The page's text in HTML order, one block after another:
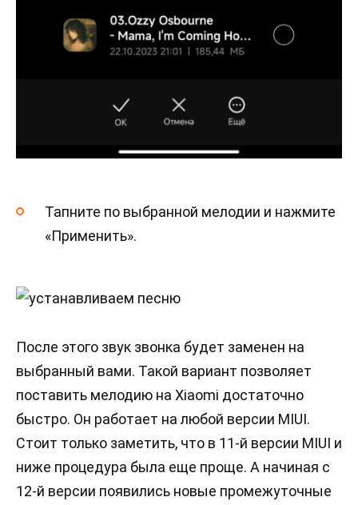
Тапните по выбранной мелодии и нажмите
«Применить».
После этого звук звонка будет заменен на
выбранный вами. Такой вариант позволяет
поставить мелодию на Xiaomi достаточно
быстро. Он работает на любой версии MIUI.
Стоит только заметить, что в 11-й версии MIUI и
ниже процедура была еще проще. А начиная с
12-й версии появились новые промежуточные